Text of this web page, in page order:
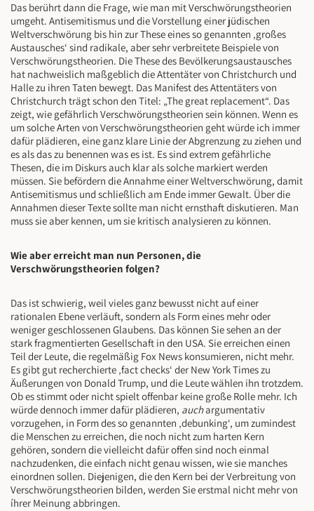
Das berührt dann die Frage, wie man mit Verschwörungstheorien
umgeht. Antisemitismus und die Vorstellung einer jüdischen
Weltverschwörung bis hin zur These eines so genannten ‚großes
Austausches‘ sind radikale, aber sehr verbreitete Beispiele von
Verschwörungstheorien. Die These des Bevölkerungsaustausches
hat nachweislich maßgeblich die Attentäter von Christchurch und
Halle zu ihren Taten bewegt. Das Manifest des Attentäters von
Christchurch trägt schon den Titel: „The great replacement“. Das
zeigt, wie gefährlich Verschwörungstheorien sein können. Wenn es
um solche Arten von Verschwörungstheorien geht würde ich immer
dafür plädieren, eine ganz klare Linie der Abgrenzung zu ziehen und
es als das zu benennen was es ist. Es sind extrem gefährliche
Thesen, die im Diskurs auch klar als solche markiert werden
müssen. Sie befördern die Annahme einer Weltverschwörung, damit
Antisemitismus und schließlich am Ende immer Gewalt. Über die
Annahmen dieser Texte sollte man nicht ernsthaft diskutieren. Man
muss sie aber kennen, um sie kritisch analysieren zu können.
Wie aber erreicht man nun Personen, die
Verschwörungstheorien folgen?
Das ist schwierig, weil vieles ganz bewusst nicht auf einer
rationalen Ebene verläuft, sondern als Form eines mehr oder
weniger geschlossenen Glaubens. Das können Sie sehen an der
stark fragmentierten Gesellschaft in den USA. Sie erreichen einen
Teil der Leute, die regelmäßig Fox News konsumieren, nicht mehr.
Es gibt gut recherchierte ‚fact checks‘ der New York Times zu
Äußerungen von Donald Trump, und die Leute wählen ihn trotzdem.
Ob es stimmt oder nicht spielt offenbar keine große Rolle mehr. Ich
würde dennoch immer dafür plädieren, auchargumentativ
vorzugehen, in Form des so genannten ‚debunking‘, um zumindest
die Menschen zu erreichen, die noch nicht zum harten Kern
gehören, sondern die vielleicht dafür offen sind noch einmal
nachzudenken, die einfach nicht genau wissen, wie sie manches
einordnen sollen. Diejenigen, die den Kern bei der Verbreitung von
Verschwörungstheorien bilden, werden Sie erstmal nicht mehr von
íhrer Meinung abbringen.